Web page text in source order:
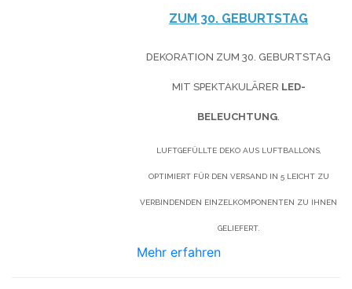
ZUM 30. GEBURTSTAG
DEKORATION ZUM 30. GEBURTSTAG
MIT SPEKTAKULÄRER LED-
BELEUCHTUNG
LUFTGEFÜLLTE DEKO AUS LUFTBALLONS,
OPTIMIERT FÜR DEN VERSAND IN 5 LEICHT ZU
VERBINDENDEN EINZELKOMPONENTEN ZU IHNEN
GELIEFERT.
Mehr erfahren